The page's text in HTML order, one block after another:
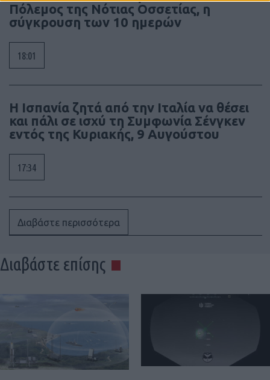
Πόλεμος της Νότιας Οσσετίας, η
σύγκρουση των 10 ημερών
18:01
Η Ισπανία ζητά από την Ιταλία να θέσει
και πάλι σε ισχύ τη Συμφωνία Σένγκεν
εντός της Κυριακής, 9 Αυγούστου
17:34
Διαβάστε περισσότερα
Διαβάστε επίσης